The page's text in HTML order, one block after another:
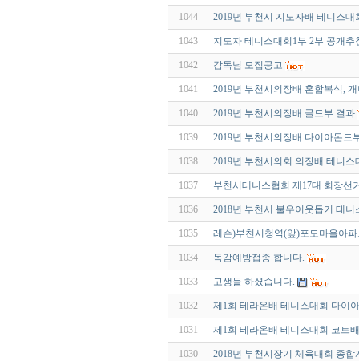
1044 2019년 부천시 지도자배 테니스대
1043 지도자 테니스대회1부 2부 공개추
1042 감독님 모집공고
1041 2019년 부천시의장배 혼합복식,
1040 2019년 부천시의장배 골드부 결과
1039 2019년 부천시의장배 다이아몬드
1038 2019년 부천시의회 의장배 테니스
1037 부천시테니스협회 제17대 회장선
1036 2018년 부천시 불우이웃돕기 테니
1035 레슨)부천시청역(앞)포도마을아
1034 독감예방접종 합니다.
1033 고생들 하셨습니다.
1032 제1회 테라온배 테니스대회 다이
1031 제1회 테라온배 테니스대회 코트
1030 2018년 부천시장기 체육대회 종